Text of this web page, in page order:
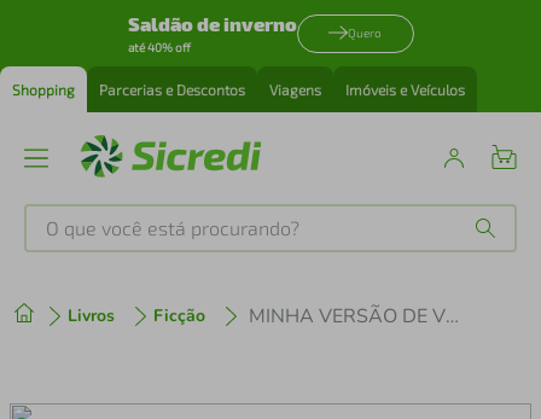
Saldão de inverno
até 40% off
Quero
Shopping Parcerias e Descontos Viagens Imóveis e Veículos
O que você está procurando?
Livros Ficção MINHA VERSÃO DE VOCÊ - POCKET
2º cafeteira